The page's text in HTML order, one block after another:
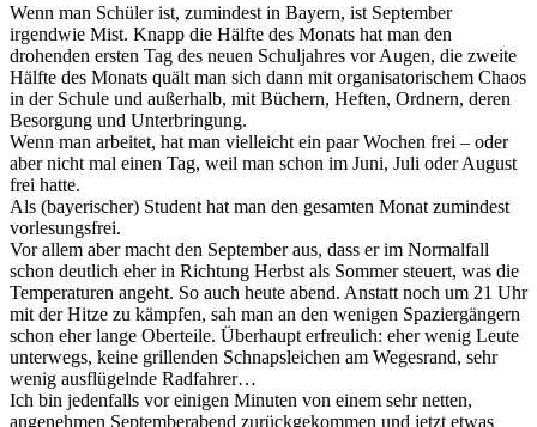
Wenn man Schüler ist, zumindest in Bayern, ist September
irgendwie Mist. Knapp die Hälfte des Monats hat man den
drohenden ersten Tag des neuen Schuljahres vor Augen, die zweite
Hälfte des Monats quält man sich dann mit organisatorischem Chaos
in der Schule und außerhalb, mit Büchern, Heften, Ordnern, deren
Besorgung und Unterbringung.
Wenn man arbeitet, hat man vielleicht ein paar Wochen frei – oder
aber nicht mal einen Tag, weil man schon im Juni, Juli oder August
frei hatte.
Als (bayerischer) Student hat man den gesamten Monat zumindest
vorlesungsfrei.
Vor allem aber macht den September aus, dass er im Normalfall
schon deutlich eher in Richtung Herbst als Sommer steuert, was die
Temperaturen angeht. So auch heute abend. Anstatt noch um 21 Uhr
mit der Hitze zu kämpfen, sah man an den wenigen Spaziergängern
schon eher lange Oberteile. Überhaupt erfreulich: eher wenig Leute
unterwegs, keine grillenden Schnapsleichen am Wegesrand, sehr
wenig ausflügelnde Radfahrer…
Ich bin jedenfalls vor einigen Minuten von einem sehr netten,
angenehmen Septemberabend zurückgekommen und jetzt etwas